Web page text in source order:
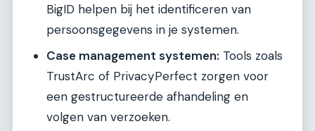
BigID helpen bij het identificeren van
persoonsgegevens in je systemen.
Case management systemen: Tools zoals
TrustArc of PrivacyPerfect zorgen voor
een gestructureerde afhandeling en
volgen van verzoeken.